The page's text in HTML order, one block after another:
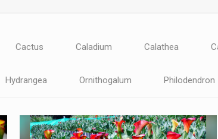
Cactus Caladium Calathea
Hydrangea Ornithogalum Philodendron